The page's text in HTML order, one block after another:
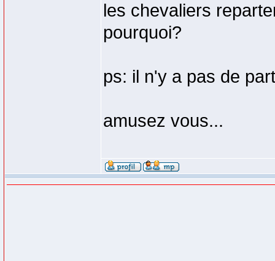
les chevaliers
pourquoi?
ps: il n'y a pas de
amusez vous...